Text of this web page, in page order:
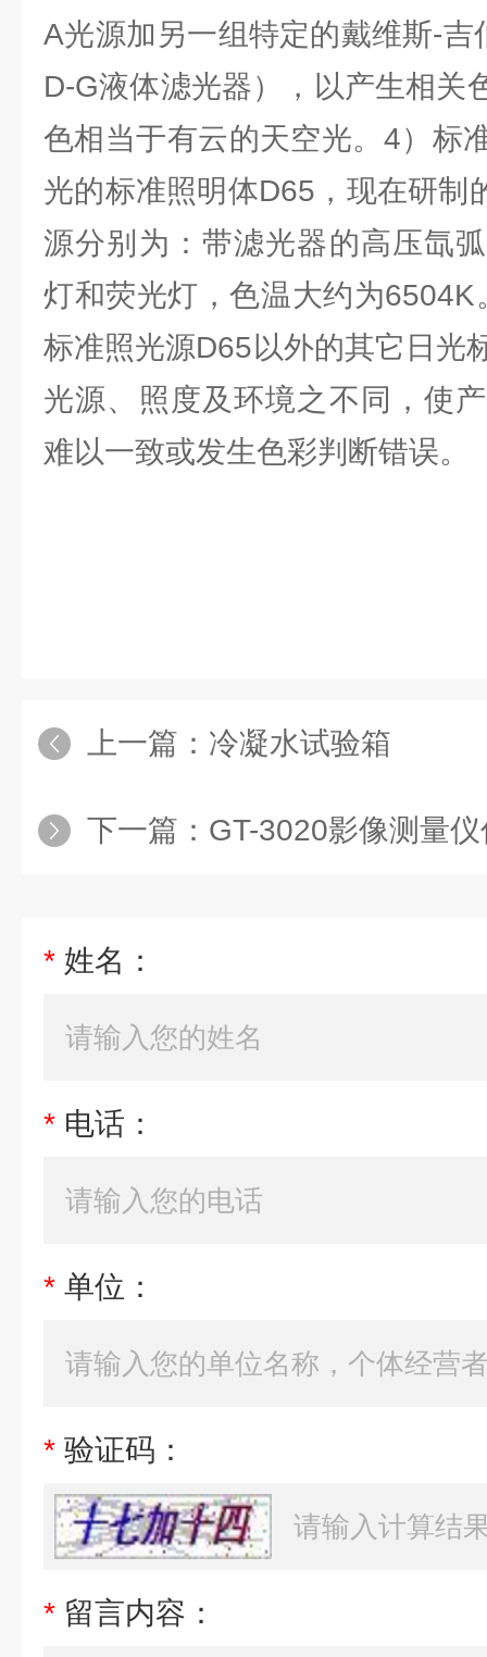
A光源加另一组特定的戴维斯-吉
D-G液体滤光器），以产生相关
色相当于有云的天空光。4）标
光的标准照明体D65，现在研制
源分别为：带滤光器的高压氙
灯和荧光灯，色温大约为
标准照光源D65以外的其它日光
光源、照度及环境之不同，使
难以一致或发生色彩判断错误。
上一篇： 冷凝水试验箱
下一篇： GT-3020影像测量
* 姓名：
* 电话：
* 单位：
* 验证码：
* 留言内容：